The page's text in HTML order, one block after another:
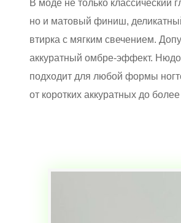
В моде не только классический
но и матовый финиш,
втирка с мягким свечением.
аккуратный омбре-эффект.
подходит для любой формы
от коротких аккуратных до